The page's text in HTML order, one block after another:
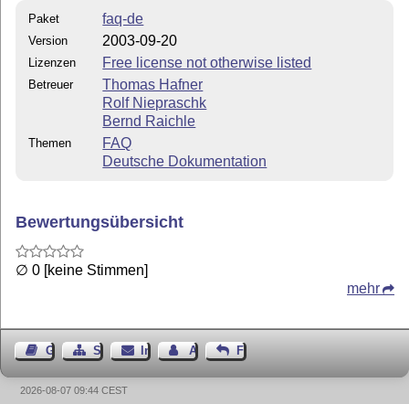
Paket faq-de
Version 2003-09-20
Lizenzen Free license not otherwise listed
Betreuer
Thomas Hafner
Rolf Niepraschk
Bernd Raichle
Themen
FAQ
Deutsche Dokumentation
Bewertungsübersicht
∅ 0 [keine Stimmen]
mehr
GästebuchSeiten-Struktur
ImpressumAutor kontaktieren
Feedback
2026-08-07 09:44 CEST